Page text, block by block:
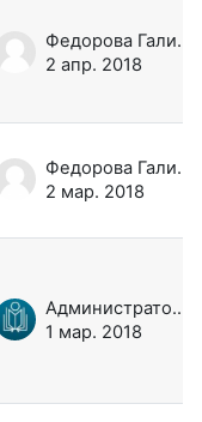
Федорова Галина Аркадьевна
2 апр. 2018
Федорова Галина Аркадьевна
2 мар. 2018
Администратор портала
1 мар. 2018